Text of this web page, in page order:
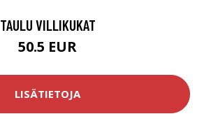
TAULU VILLIKUKAT
50.5 EUR
LISÄTIETOJA